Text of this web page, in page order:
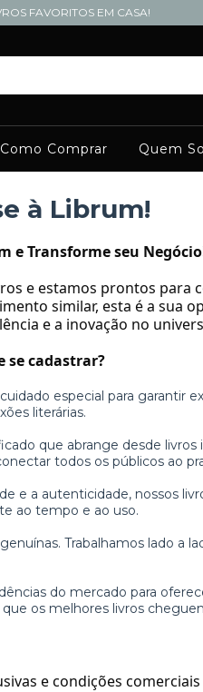
FAVORITOS EM CASA!
Como Comprar Quem
à Librum!
e Transforme seu
e estamos prontos para
similar, esta é a sua
e a inovação no
se cadastrar?
especial para garantir
literárias.
que abrange desde livros
todos os públicos ao
e a autenticidade, nossos
ao tempo e ao uso.
Trabalhamos lado a
do mercado para
os melhores livros
e condições